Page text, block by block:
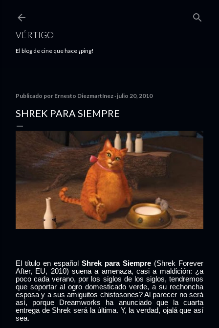
VÉRTIGO
El blog de cine que hace ¡ping!
Publicado por Ernesto Diezmartínez julio 20, 2010
SHREK PARA SIEMPRE
El título en español Shrek para Siempre (Shrek Forever
After, EU, 2010) suena a amenaza, casi a maldición: ¿a
poco cada verano, por los siglos de los siglos, tendremos
que soportar al ogro domesticado verde, a su rechoncha
esposa y a sus amiguitos chistosones? Al parecer no será
así, porque Dreamworks ha anunciado que la cuarta
entrega de Shrek será la última. Y, la verdad, ojalá que así
sea.